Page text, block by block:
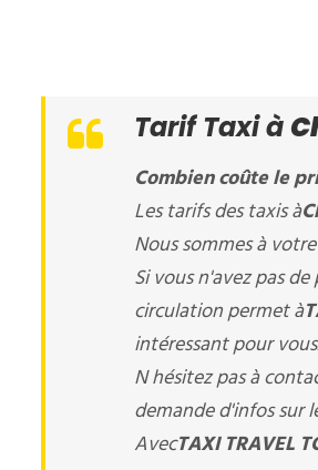
Tarif Taxi à
Combien coûte le
Les tarifs des taxis à
Nous sommes à
Si vous n'avez pas
circulation permet à
intéressant pour
N hésitez pas à
demande d'infos sur
AvecTAXI TRAVEL